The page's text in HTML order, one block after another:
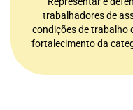
trabalhadores de
condições de trabalho
fortalecimento da